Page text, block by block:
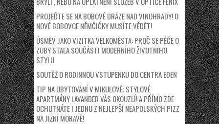
PROJEĎTE SE NA BOBOVÉ DRÁZE NAD VINOHRADY! O
NOVÉ BOBOVCE NĚMČIČKY MUSÍTE VĚDĚT!
ÚSMĚV JAKO VIZITKA VELKOMĚSTA: PROČ SE PÉČE O
ZUBY STALA SOUČÁSTÍ MODERNÍHO ŽIVOTNÍHO
STYLU
SOUTĚŽ O RODINNOU VSTUPENKU DO CENTRA EDEN
TIP NA UBYTOVÁNÍ V MIKULOVĚ: STYLOVÉ
APARTMÁNY LAVANDER VÁS OKOUZLÍ! A PŘÍMO ZDE
OCHUTNÁTE I JEDNU Z NEJLEPŠÍ NEAPOLSKÝCH PIZZ
NA JIŽNÍ MORAVĚ!